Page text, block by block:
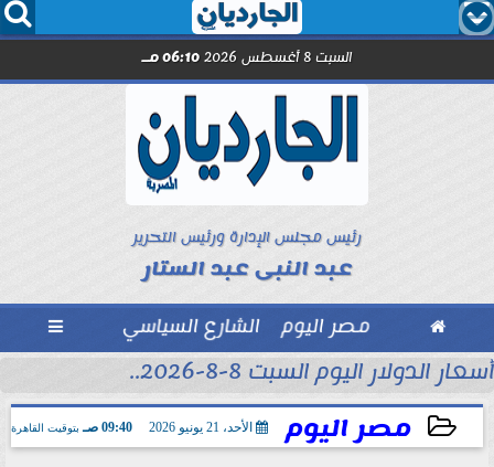
  
السبت 8 أغسطس 2026 06:10 مـ
رئيس مجلس الإدارة ورئيس التحرير
عبد النبى عبد الستار
 مصر اليوم الشارع السياسي 
أسعار الدولار اليوم السبت 8-8-2026..
مصر اليوم الأحد، 21 يونيو 2026 09:40 صـ بتوقيت القاهرة